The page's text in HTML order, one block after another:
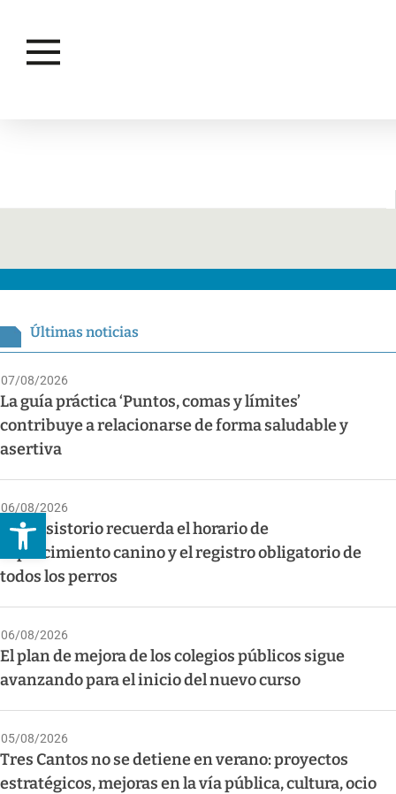
Abrir barra de herramientas
Últimas noticias
07/08/2026
La guía práctica ‘Puntos, comas y límites’
contribuye a relacionarse de forma saludable y
asertiva
06/08/2026
El Consistorio recuerda el horario de
esparcimiento canino y el registro obligatorio de
todos los perros
06/08/2026
El plan de mejora de los colegios públicos sigue
avanzando para el inicio del nuevo curso
05/08/2026
Tres Cantos no se detiene en verano: proyectos
estratégicos, mejoras en la vía pública, cultura, ocio